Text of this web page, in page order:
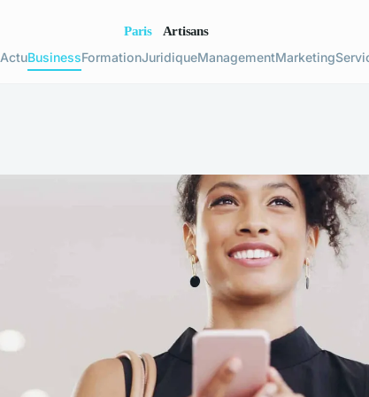
ActuBusinessFormationJuridiqueManagementMarketing